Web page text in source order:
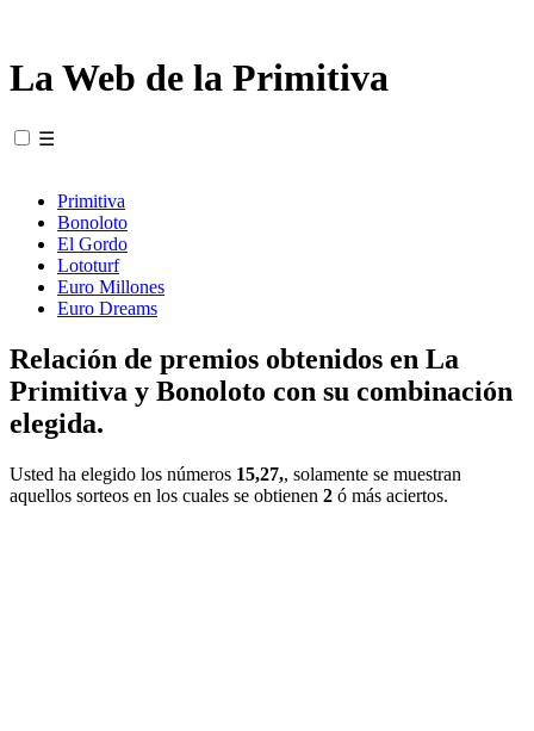
La Web de la Primitiva
☰
Primitiva
Bonoloto
El Gordo
Lototurf
Euro Millones
Euro Dreams
Relación de premios obtenidos en La
Primitiva y Bonoloto con su combinación
elegida.
Usted ha elegido los números 15,27,, solamente se muestran
aquellos sorteos en los cuales se obtienen 2 ó más aciertos.